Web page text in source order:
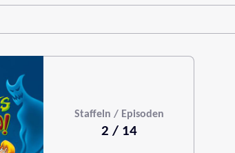
Staffeln / Episoden
2 / 14